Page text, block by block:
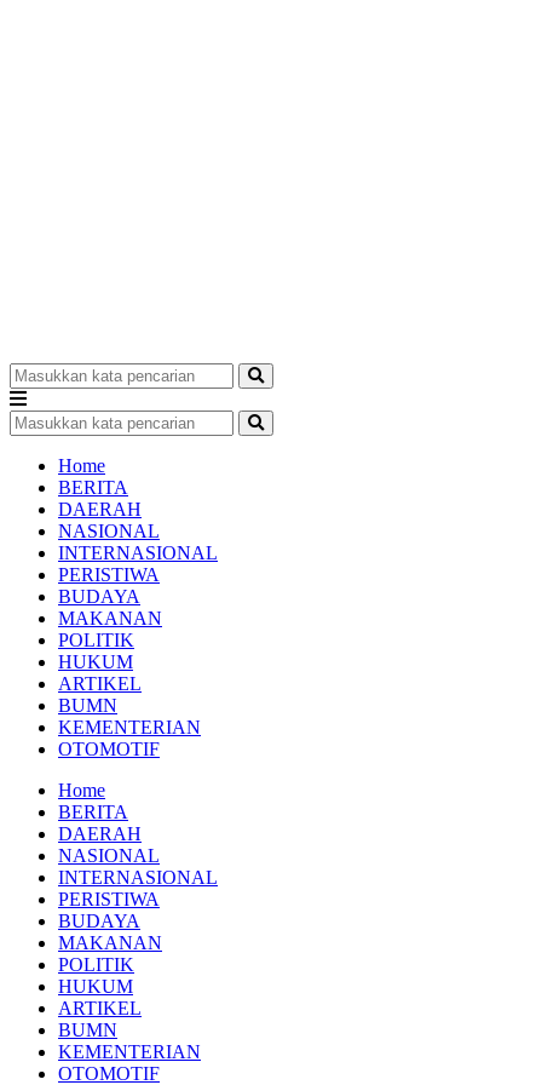
Home
BERITA
DAERAH
NASIONAL
INTERNASIONAL
PERISTIWA
BUDAYA
MAKANAN
POLITIK
HUKUM
ARTIKEL
BUMN
KEMENTERIAN
OTOMOTIF
Home
BERITA
DAERAH
NASIONAL
INTERNASIONAL
PERISTIWA
BUDAYA
MAKANAN
POLITIK
HUKUM
ARTIKEL
BUMN
KEMENTERIAN
OTOMOTIF